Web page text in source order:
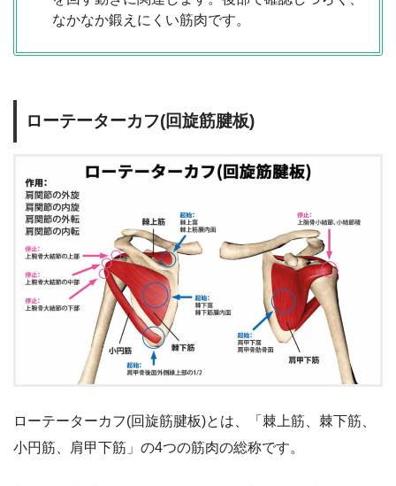
なかなか鍛えにくい筋肉です。
ローテーターカフ(回旋筋腱板)
ローテーターカフ(回旋筋腱板)とは、「棘上筋、棘下筋、
小円筋、肩甲下筋」の4つの筋肉の総称です。